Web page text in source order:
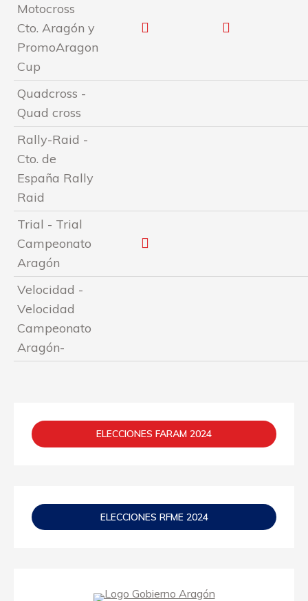
Motocross
Cto. Aragón y
PromoAragon
Cup
Quadcross -
Quad cross
Rally-Raid -
Cto. de
España Rally
Raid
Trial - Trial
Campeonato
Aragón
Velocidad -
Velocidad
Campeonato
Aragón-
ELECCIONES FARAM 2024
ELECCIONES RFME 2024